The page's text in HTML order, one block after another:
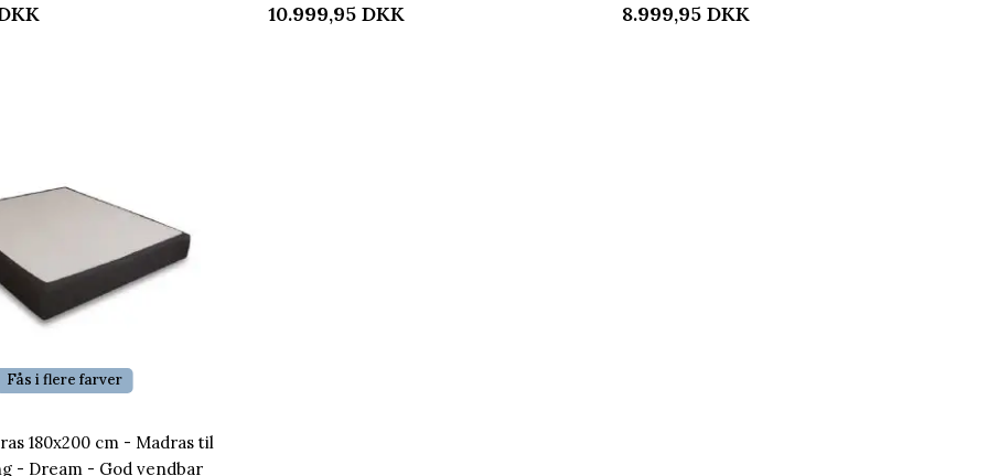
10.999,95 DKK 8.999,95 DKK
Fås i flere farver
180x200 cm - Madras til
- Dream - God vendbar